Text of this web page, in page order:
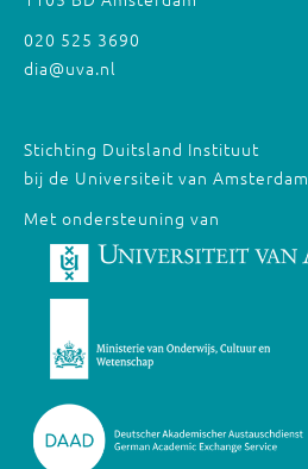
020 525 3690
dia@uva.nl
Stichting Duitsland Instituut
bij de Universiteit van Amsterdam
Met ondersteuning van